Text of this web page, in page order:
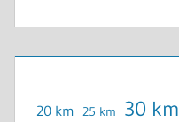
20 km 25 km 30 km